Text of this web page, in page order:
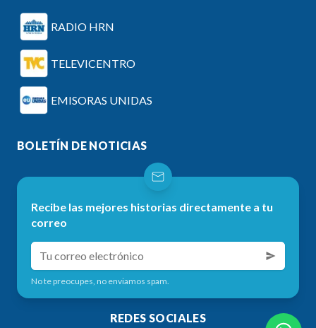
RADIO HRN
TELEVICENTRO
EMISORAS UNIDAS
BOLETÍN DE NOTICIAS
Recibe las mejores historias directamente a tu
correo
No te preocupes, no enviamos spam.
REDES SOCIALES